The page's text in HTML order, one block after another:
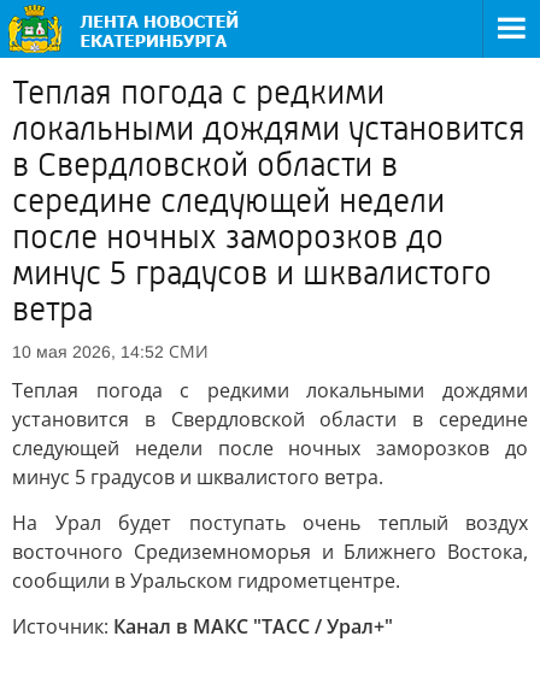
Теплая погода с редкими
локальными дождями установится
в Свердловской области в
середине следующей недели
после ночных заморозков до
минус 5 градусов и шквалистого
ветра
10 мая 2026, 14:52 СМИ
Теплая погода с редкими локальными дождями
установится в Свердловской области в середине
следующей недели после ночных заморозков до
минус 5 градусов и шквалистого ветра.
На Урал будет поступать очень теплый воздух
восточного Средиземноморья и Ближнего Востока,
сообщили в Уральском гидрометцентре.
Источник: Канал в МАКС "ТАСС / Урал+"